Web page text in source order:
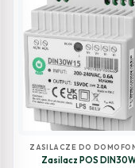
ZASILACZE DO
Zasilacz POS